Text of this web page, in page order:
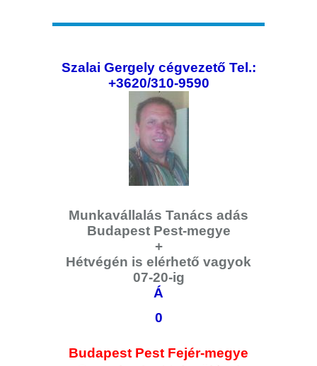
Szalai Gergely cégvezető Tel.:
+3620/310-9590
Munkavállalás Tanács adás
Budapest Pest-megye
+
Hétvégén is elérhető vagyok
07-20-ig
Á
0
Budapest Pest Fejér-megye